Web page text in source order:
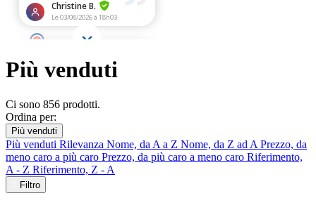
Più venduti
Ci sono 856 prodotti.
Ordina per:
Più venduti
Più venduti Rilevanza Nome, da A a Z Nome, da Z ad A Prezzo, da
meno caro a più caro Prezzo, da più caro a meno caro Riferimento,
A - Z Riferimento, Z - A
Filtro